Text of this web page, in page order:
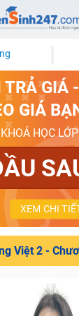
TRẢ GIÁ
GIÁ
HỌC
XEM CHI
Việt 2 -